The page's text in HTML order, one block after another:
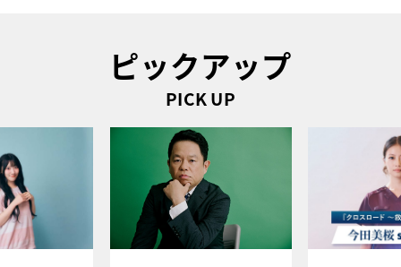
ピックアップ
PICK UP